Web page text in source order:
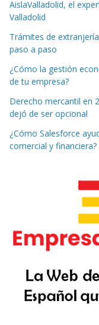
AislaValladolid, el
Valladolid
Trámites de
paso a paso
¿Cómo la gestión
de tu empresa?
Derecho mercantil en
dejó de ser opcional
¿Cómo Salesforce
comercial y financiera?